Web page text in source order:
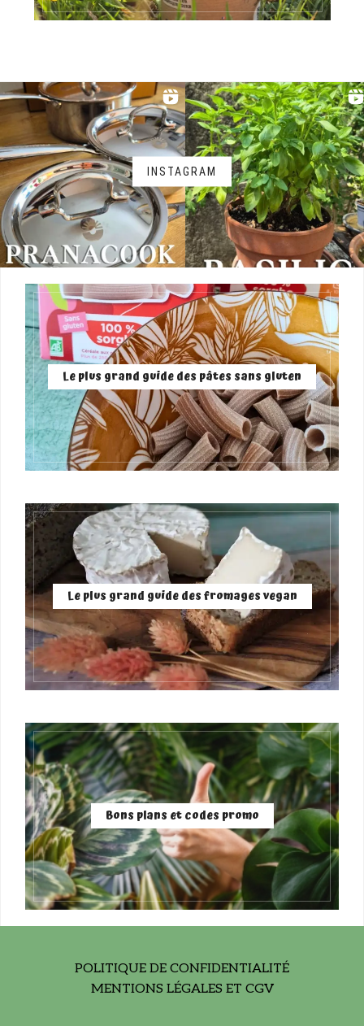
INSTAGRAM
Le plus grand guide des pâtes sans gluten
Le plus grand guide des fromages vegan
Bons plans et codes promo
POLITIQUE DE CONFIDENTIALITÉ
MENTIONS LÉGALES ET CGV